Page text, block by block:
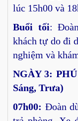
lúc 15h00 và
Buổi tối:
khách tự do đi
nghiệm và
NGÀY3:
Sáng, Trưa)
07h00: Đoàn